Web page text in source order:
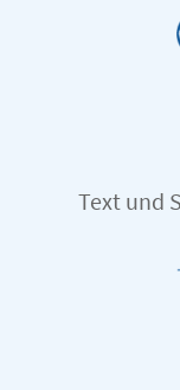
Text und